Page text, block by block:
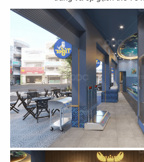
35
EL GAUCHO
CN Thiso Mall
36
EL
CN Hội